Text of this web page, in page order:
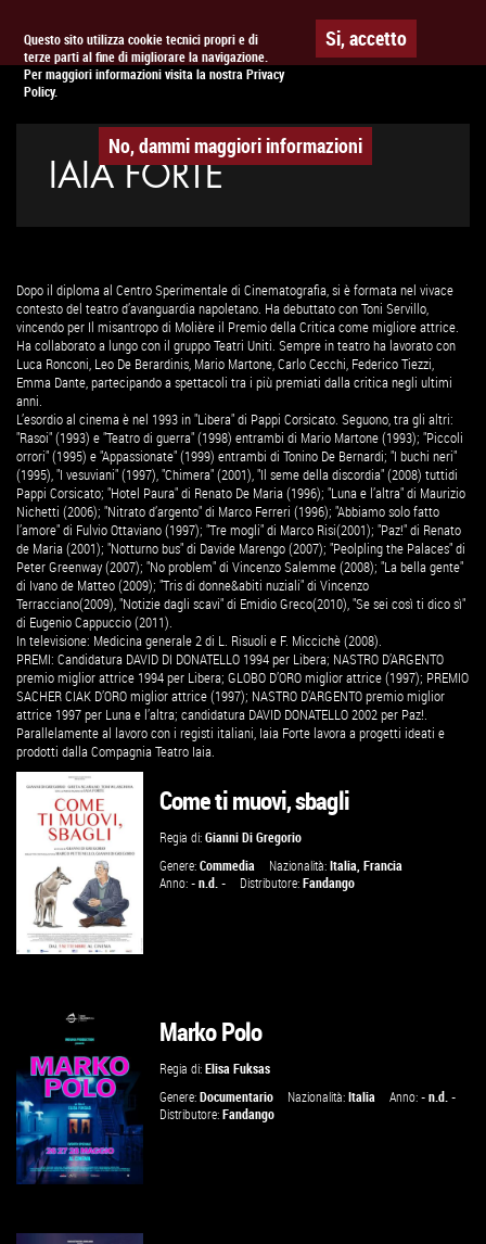
Questo sito utilizza cookie tecnici propri e di
terze parti al fine di migliorare la navigazione.
Per maggiori informazioni visita la nostra Privacy
Policy.
Si, accetto
No, dammi maggiori informazioni
APPUNTAMENTO AL CINEMA
IAIA FORTE
Dopo il diploma al Centro Sperimentale di Cinematografia, si è formata nel vivace
contesto del teatro d’avanguardia napoletano. Ha debuttato con Toni Servillo,
vincendo per Il misantropo di Molière il Premio della Critica come migliore attrice.
Ha collaborato a lungo con il gruppo Teatri Uniti. Sempre in teatro ha lavorato con
Luca Ronconi, Leo De Berardinis, Mario Martone, Carlo Cecchi, Federico Tiezzi,
Emma Dante, partecipando a spettacoli tra i più premiati dalla critica negli ultimi
anni.
L’esordio al cinema è nel 1993 in "Libera" di Pappi Corsicato. Seguono, tra gli altri:
"Rasoi" (1993) e "Teatro di guerra" (1998) entrambi di Mario Martone (1993); "Piccoli
orrori" (1995) e "Appassionate" (1999) entrambi di Tonino De Bernardi; "I buchi neri"
(1995), "I vesuviani" (1997), "Chimera" (2001), "Il seme della discordia" (2008) tuttidi
Pappi Corsicato; "Hotel Paura" di Renato De Maria (1996); "Luna e l’altra" di Maurizio
Nichetti (2006); "Nitrato d’argento" di Marco Ferreri (1996); "Abbiamo solo fatto
l’amore" di Fulvio Ottaviano (1997); "Tre mogli" di Marco Risi(2001); "Paz!" di Renato
de Maria (2001); "Notturno bus" di Davide Marengo (2007); "Peolpling the Palaces" di
Peter Greenway (2007); "No problem" di Vincenzo Salemme (2008); "La bella gente"
di Ivano de Matteo (2009); "Tris di donne&abiti nuziali" di Vincenzo
Terracciano(2009), "Notizie dagli scavi" di Emidio Greco(2010), "Se sei così ti dico sì"
di Eugenio Cappuccio (2011).
In televisione: Medicina generale 2 di L. Risuoli e F. Miccichè (2008).
PREMI: Candidatura DAVID DI DONATELLO 1994 per Libera; NASTRO D’ARGENTO
premio miglior attrice 1994 per Libera; GLOBO D’ORO miglior attrice (1997); PREMIO
SACHER CIAK D’ORO miglior attrice (1997); NASTRO D’ARGENTO premio miglior
attrice 1997 per Luna e l’altra; candidatura DAVID DONATELLO 2002 per Paz!.
Parallelamente al lavoro con i registi italiani, Iaia Forte lavora a progetti ideati e
prodotti dalla Compagnia Teatro Iaia.
GUARDA IL TRAILER
VAI ALLA SCHEDA
Come ti muovi, sbagli
Regia di:Gianni Di Gregorio
Genere:Commedia Nazionalità:Italia,Francia
Anno:- n.d. - Distributore:Fandango
Marko Polo
Regia di:Elisa Fuksas
Genere:Documentario Nazionalità:Italia Anno:- n.d. -
Distributore:Fandango